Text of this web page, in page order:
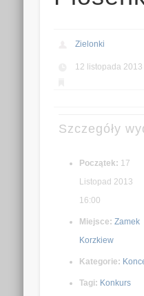
Zielonki
12 listopada 2013
Szczegóły
Początek: 17
Listopad 2013
16:00
Miejsce: Zamek
Korzkiew
Kategorie:
Tagi: Konkurs